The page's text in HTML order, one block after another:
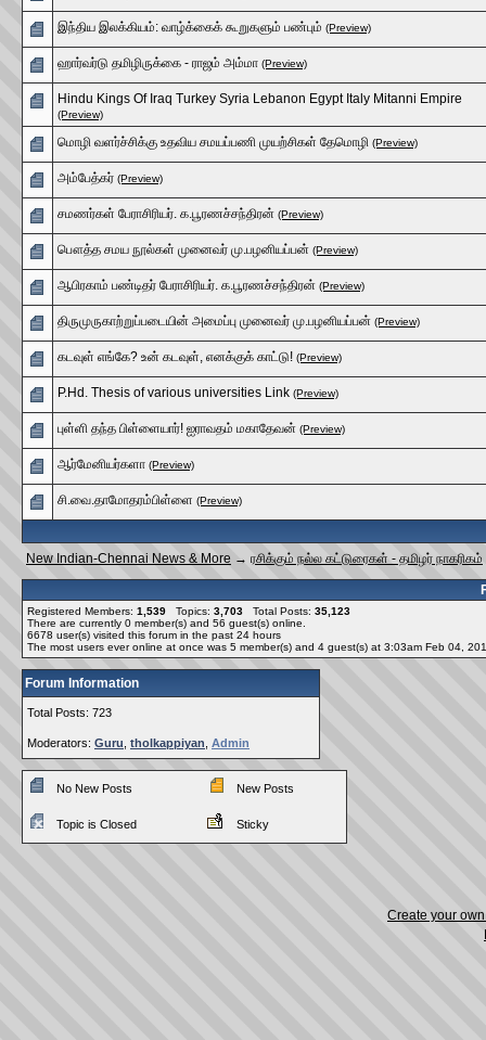
இந்திய இலக்கியம்: வாழ்க்கைக் கூறுகளும் பண்பும் (Preview)
ஹார்வர்டு தமிழிருக்கை - ராஜம் அம்மா (Preview)
Hindu Kings Of Iraq Turkey Syria Lebanon Egypt Italy Mitanni Empire
(Preview)
மொழி வளர்ச்சிக்கு உதவிய சமயப்பணி முயற்சிகள் தேமொழி (Preview)
அம்பேத்கர் (Preview)
சமணர்கள் பேராசிரியர். க.பூரணச்சந்திரன் (Preview)
பௌத்த சமய நூல்கள் முனைவர் மு.பழனியப்பன் (Preview)
ஆபிரகாம் பண்டிதர் பேராசிரியர். க.பூரணச்சந்திரன் (Preview)
திருமுருகாற்றுப்படையின் அமைப்பு முனைவர் மு.பழனியப்பன் (Preview)
கடவுள் எங்கே? உன் கடவுள், எனக்குக் காட்டு! (Preview)
P.Hd. Thesis of various universities Link (Preview)
புள்ளி தந்த பிள்ளையார்! ஐராவதம் மகாதேவன் (Preview)
ஆர்மேனியர்களா (Preview)
சி.வை.தாமோதரம்பிள்ளை (Preview)
New Indian-Chennai News & More → ரசிக்கும் நல்ல கட்டுரைகள் - தமிழர் நாகரிகம்
Registered Members: 1,539 Topics: 3,703 Total Posts: 35,123
There are currently 0 member(s) and 56 guest(s) online
6678 user(s) visited this forum in the past 24 hours
The most users ever online at once was 5 member(s) and 4 guest(s) at 3:03am Feb 04,
Forum Information
Total Posts: 723
Moderators: Guru tholkappiyan Admin
No New Posts New Posts
Topic is Closed Sticky
Create your